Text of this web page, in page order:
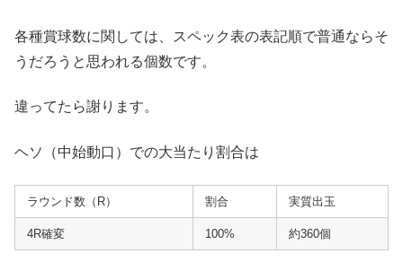
各種賞球数に関しては、スペック表の表記順で普通ならそ
うだろうと思われる個数です。
違ってたら謝ります。
ヘソ（中始動口）での大当たり割合は
ラウンド数（R） 割合 実質出玉
4R確変 100% 約360個